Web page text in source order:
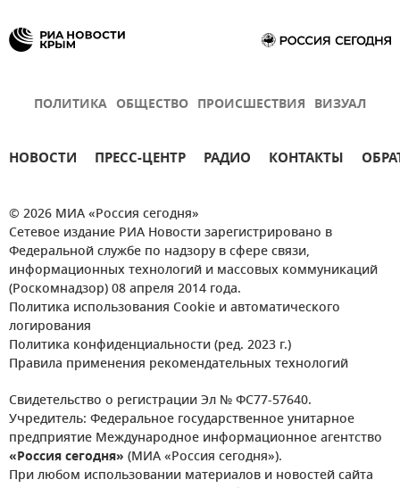
ПОЛИТИКА ОБЩЕСТВО ПРОИСШЕСТВИЯ ВИЗУАЛ
НОВОСТИ ПРЕСС-ЦЕНТР РАДИО КОНТАКТЫ
© 2026 МИА «Россия сегодня»
Сетевое издание РИА Новости зарегистрировано в
Федеральной службе по надзору в сфере связи,
информационных технологий и массовых коммуникаций
(Роскомнадзор) 08 апреля 2014 года.
Политика использования Cookie и автоматического
логирования
Политика конфиденциальности (ред. 2023 г.)
Правила применения рекомендательных технологий
Свидетельство о регистрации Эл № ФС77-57640.
Учредитель: Федеральное государственное унитарное
предприятие Международное информационное агентство
«Россия сегодня» (МИА «Россия сегодня»).
При любом использовании материалов и новостей сайта